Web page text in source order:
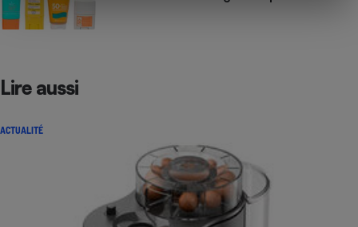
Lire aussi
ACTUALITÉ